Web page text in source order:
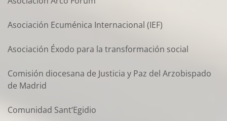
Asociación Ecuménica Internacional (IEF)
Asociación Éxodo para la transformación social
Comisión diocesana de Justicia y Paz del Arzobispado
de Madrid
Comunidad Sant‘Egidio